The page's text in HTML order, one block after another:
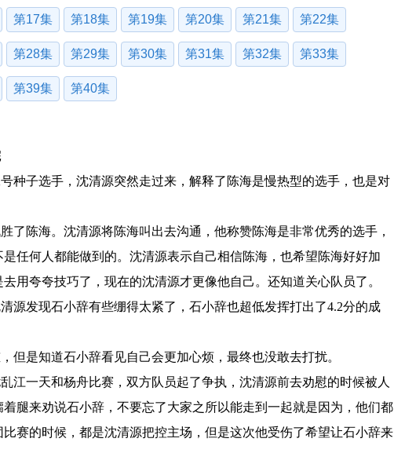
第17集 第18集 第19集 第20集 第21集 第22集
第28集 第29集 第30集 第31集 第32集 第33集
第39集 第40集
子选手，沈清源突然走过来，解释了陈海是慢热型的选手，也是对
陈海。沈清源将陈海叫出去沟通，他称赞陈海是非常优秀的选手，
任何人都能做到的。沈清源表示自己相信陈海，也希望陈海好好加
用夸夸技巧了，现在的沈清源才更像他自己。还知道关心队员了。
发现石小辞有些绷得太紧了，石小辞也超低发挥打出了4.2分的成
是知道石小辞看见自己会更加心烦，最终也没敢去打扰。
一天和杨舟比赛，双方队员起了争执，沈清源前去劝慰的时候被人
腿来劝说石小辞，不要忘了大家之所以能走到一起就是因为，他们都
赛的时候，都是沈清源把控主场，但是这次他受伤了希望让石小辞来